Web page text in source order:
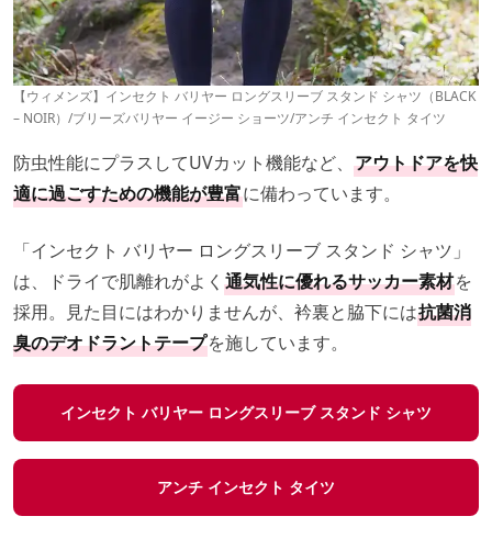
【ウィメンズ】インセクト バリヤー ロングスリーブ スタンド シャツ（BLACK
– NOIR）/ブリーズバリヤー イージー ショーツ/アンチ インセクト タイツ
防虫性能にプラスしてUVカット機能など、 アウトドアを快
適に過ごすための機能が豊富に備わっています。
「インセクト バリヤー ロングスリーブ スタンド シャツ」
は、ドライで肌離れがよく 通気性に優れるサッカー素材を
採用。見た目にはわかりませんが、衿裏と脇下には抗菌消
臭のデオドラントテープを施しています。
インセクト バリヤー ロングスリーブ スタンド シャツ
アンチ インセクト タイツ